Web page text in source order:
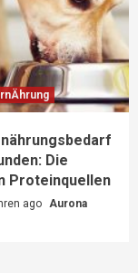
Die
Proteinquellen
ago Aurona